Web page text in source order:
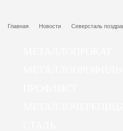
Главная Новости Северсталь